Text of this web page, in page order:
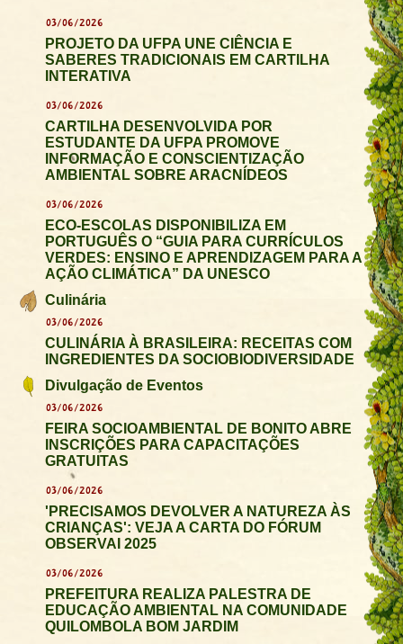
03/06/2026
PROJETO DA UFPA UNE CIÊNCIA E
SABERES TRADICIONAIS EM CARTILHA
INTERATIVA
03/06/2026
CARTILHA DESENVOLVIDA POR
ESTUDANTE DA UFPA PROMOVE
INFORMAÇÃO E CONSCIENTIZAÇÃO
AMBIENTAL SOBRE ARACNÍDEOS
03/06/2026
ECO-ESCOLAS DISPONIBILIZA EM
PORTUGUÊS O “GUIA PARA CURRÍCULOS
VERDES: ENSINO E APRENDIZAGEM PARA A
AÇÃO CLIMÁTICA” DA UNESCO
Culinária
03/06/2026
CULINÁRIA À BRASILEIRA: RECEITAS COM
INGREDIENTES DA SOCIOBIODIVERSIDADE
Divulgação de Eventos
03/06/2026
FEIRA SOCIOAMBIENTAL DE BONITO ABRE
INSCRIÇÕES PARA CAPACITAÇÕES
GRATUITAS
03/06/2026
'PRECISAMOS DEVOLVER A NATUREZA ÀS
CRIANÇAS': VEJA A CARTA DO FÓRUM
OBSERVAI 2025
03/06/2026
PREFEITURA REALIZA PALESTRA DE
EDUCAÇÃO AMBIENTAL NA COMUNIDADE
QUILOMBOLA BOM JARDIM